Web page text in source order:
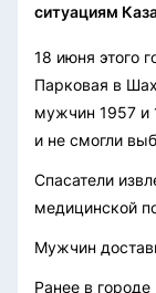
ситуациям
18 июня этого
Парковая в
мужчин 1957 и
и не смогли
Спасатели
медицинской
Мужчин
Ранее в